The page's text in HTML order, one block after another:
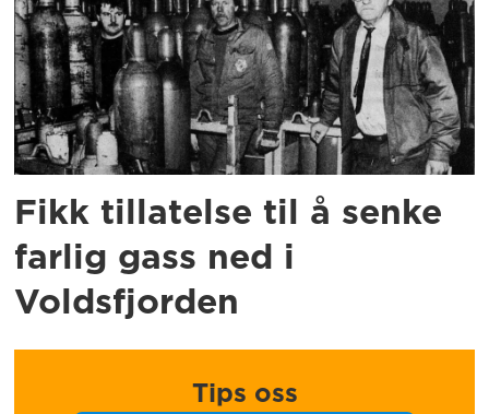
Fikk tillatelse til å senke
farlig gass ned i
Voldsfjorden
Tips oss